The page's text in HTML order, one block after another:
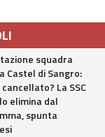
squadra
Castel di Sangro:
La SSC
elimina dal
spunta